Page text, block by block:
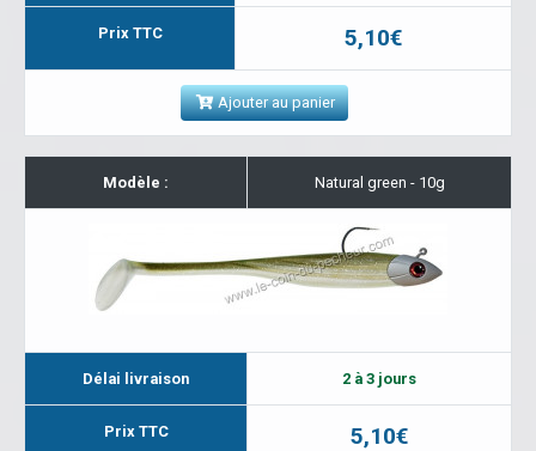
Prix TTC 5,10€
Ajouter au panier
Modèle : Natural green - 10g
Délai livraison 2 à 3 jours
Prix TTC 5,10€